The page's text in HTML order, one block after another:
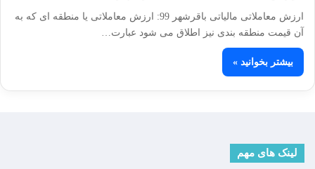
ارزش معاملاتی مالیاتی باقرشهر 99: ارزش معاملاتی یا منطقه ای که به
آن قیمت منطقه بندی نیز اطلاق می شود عبارت…
بیشتر بخوانید »
لینک های مهم